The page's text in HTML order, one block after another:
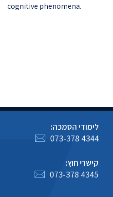
cognitive phenomena.
לימודי הסמכה:
073-378 4344
קישרי חוץ:
073-378 4345